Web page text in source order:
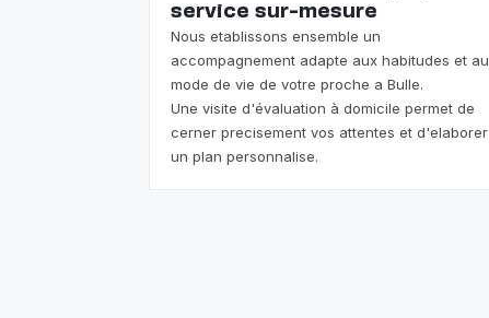
service sur-mesure
Nous etablissons ensemble un
accompagnement adapte aux habitudes et au
mode de vie de votre proche a Bulle.
Une visite d'évaluation à domicile permet de
cerner precisement vos attentes et d'elaborer
un plan personnalise.